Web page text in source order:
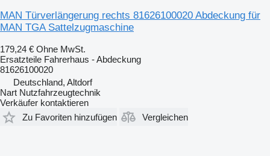
MAN Türverlängerung rechts 81626100020 Abdeckung für
MAN TGA Sattelzugmaschine
179,24 € Ohne MwSt.
Ersatzteile Fahrerhaus - Abdeckung
81626100020
Deutschland, Altdorf
Nart Nutzfahrzeugtechnik
Verkäufer kontaktieren
Zu Favoriten hinzufügen
Vergleichen